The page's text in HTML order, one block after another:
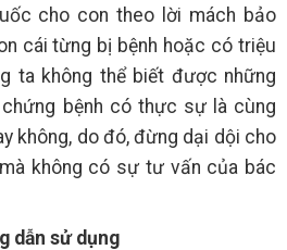
cho con theo lời mách bảo
cái từng bị bệnh hoặc có triệu
ta không thể biết được những
bệnh có thực sự là cùng
không, do đó, đừng dại dội cho
không có sự tư vấn của bác
dẫn sử dụng